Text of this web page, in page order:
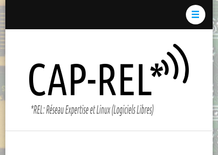
Aller
Entrée)
Cap-
REL*
et
Libres)